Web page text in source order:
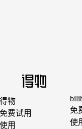
得物
免费试用
使用
免
使